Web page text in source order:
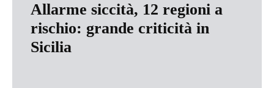
Allarme siccità, 12 regioni a
rischio: grande criticità in
Sicilia